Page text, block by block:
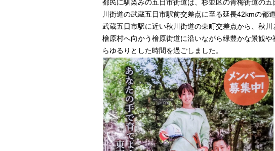
都民に馴染みの五日市街道は、杉並区の青梅街道の
川街道の武蔵五日市駅前交差点に至る延長42kmの都
武蔵五日市駅に近い秋川街道の東町交差点から、秋川
檜原村へ向かう檜原街道に沿いながら緑豊かな景観
らゆるりとした時間を過ごしました。